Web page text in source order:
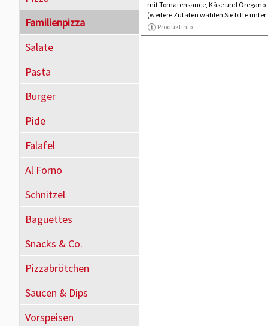
Familienpizza
Salate
Pasta
Burger
Pide
Falafel
Al Forno
Schnitzel
Baguettes
Snacks & Co.
Pizzabrötchen
Saucen & Dips
Vorspeisen
mit Tomatensauce, Käse und Oregano
(weitere Zutaten wählen Sie bitte unter
Produktinfo